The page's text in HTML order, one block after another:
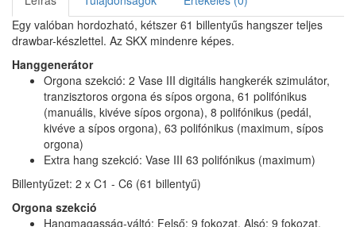
Egy valóban hordozható, kétszer 61 billentyűs hangszer teljes
drawbar-készlettel. Az SKX mindenre képes.
Hanggenerátor
Orgona szekció: 2 Vase III digitális hangkerék szimulátor,
tranzisztoros orgona és sípos orgona, 61 polifónikus
(manuális, kivéve sípos orgona), 8 polifónikus (pedál,
kivéve a sípos orgona), 63 polifónikus (maximum, sípos
orgona)
Extra hang szekció: Vase III 63 polifónikus (maximum)
Billentyűzet: 2 x C1 - C6 (61 billentyű)
Orgona szekció
Hangmagasság-váltó: Felső: 9 fokozat, Alsó: 9 fokozat,